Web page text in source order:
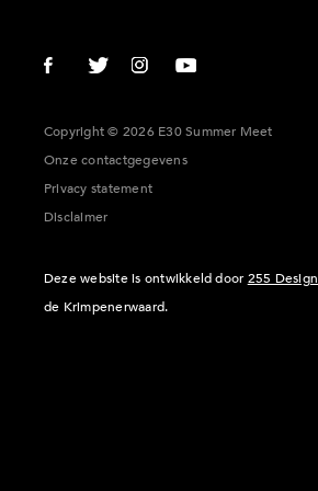
Copyright © 2026 E30 Summer Meet
Onze contactgegevens
Privacy statement
Disclaimer
Deze website is ontwikkeld door 255 Design
de Krimpenerwaard.